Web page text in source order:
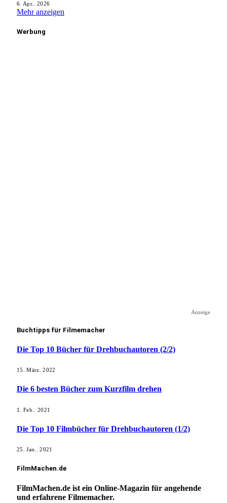
6. Apr.. 2026
Mehr anzeigen
Werbung
Anzeige
Buchtipps für Filmemacher
Die Top 10 Bücher für Drehbuchautoren (2/2)
15. März. 2022
Die 6 besten Bücher zum Kurzfilm drehen
1. Feb.. 2021
Die Top 10 Filmbücher für Drehbuchautoren (1/2)
25. Jan.. 2021
FilmMachen.de
FilmMachen.de ist ein Online-Magazin für angehende
und erfahrene Filmemacher.